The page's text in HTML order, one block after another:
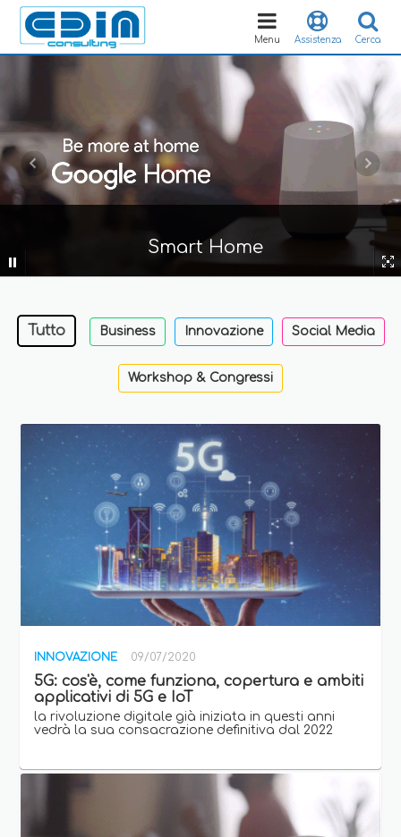
Cerca
Assistenza
Toggle
navigation
Menu
Smart Home
Tutto Business Innovazione Social Media
Workshop & Congressi
INNOVAZIONE 09/07/2020
5G: cos'è, come funziona, copertura e ambiti
applicativi di 5G e IoT
la rivoluzione digitale già iniziata in questi anni
vedrà la sua consacrazione definitiva dal 2022